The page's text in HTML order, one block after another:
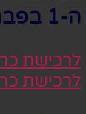
ה-1 בפברואר 2026.
לרכישת
לרכישת